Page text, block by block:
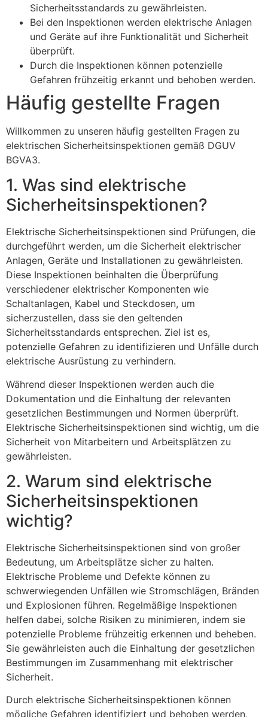
Sicherheitsstandards zu gewährleisten.
Bei den Inspektionen werden elektrische Anlagen
und Geräte auf ihre Funktionalität und Sicherheit
überprüft.
Durch die Inspektionen können potenzielle
Gefahren frühzeitig erkannt und behoben werden.
Häufig gestellte Fragen
Willkommen zu unseren häufig gestellten Fragen zu
elektrischen Sicherheitsinspektionen gemäß DGUV
BGVA3.
1. Was sind elektrische
Sicherheitsinspektionen?
Elektrische Sicherheitsinspektionen sind Prüfungen, die
durchgeführt werden, um die Sicherheit elektrischer
Anlagen, Geräte und Installationen zu gewährleisten.
Diese Inspektionen beinhalten die Überprüfung
verschiedener elektrischer Komponenten wie
Schaltanlagen, Kabel und Steckdosen, um
sicherzustellen, dass sie den geltenden
Sicherheitsstandards entsprechen. Ziel ist es,
potenzielle Gefahren zu identifizieren und Unfälle durch
elektrische Ausrüstung zu verhindern.
Während dieser Inspektionen werden auch die
Dokumentation und die Einhaltung der relevanten
gesetzlichen Bestimmungen und Normen überprüft.
Elektrische Sicherheitsinspektionen sind wichtig, um die
Sicherheit von Mitarbeitern und Arbeitsplätzen zu
gewährleisten.
2. Warum sind elektrische
Sicherheitsinspektionen
wichtig?
Elektrische Sicherheitsinspektionen sind von großer
Bedeutung, um Arbeitsplätze sicher zu halten.
Elektrische Probleme und Defekte können zu
schwerwiegenden Unfällen wie Stromschlägen, Bränden
und Explosionen führen. Regelmäßige Inspektionen
helfen dabei, solche Risiken zu minimieren, indem sie
potenzielle Probleme frühzeitig erkennen und beheben.
Sie gewährleisten auch die Einhaltung der gesetzlichen
Bestimmungen im Zusammenhang mit elektrischer
Sicherheit.
Durch elektrische Sicherheitsinspektionen können
mögliche Gefahren identifiziert und behoben werden,